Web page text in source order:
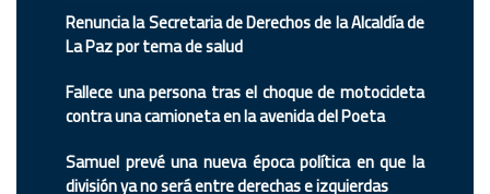
Renuncia la Secretaria de Derechos de la Alcaldía de
La Paz por tema de salud
Fallece una persona tras el choque de motocicleta
contra una camioneta en la avenida del Poeta
Samuel prevé una nueva época política en que la
división ya no será entre derechas e izquierdas